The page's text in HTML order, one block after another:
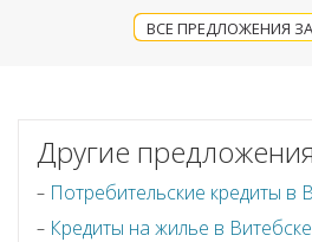
ВСЕ ПРЕДЛОЖЕНИЯ
Другие
Потребительские кредиты в
Кредиты на жилье в Витебске